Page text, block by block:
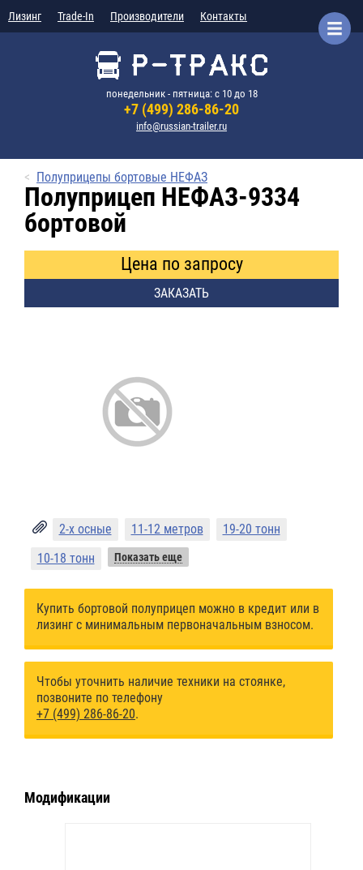
Лизинг Trade-In Производители Контакты
понедельник - пятница: с 10 до 18
+7 (499) 286-86-20
info@russian-trailer.ru
Полуприцепы бортовые НЕФАЗ
Полуприцеп НЕФАЗ-9334
бортовой
Цена по запросу
ЗАКАЗАТЬ
2-х осные 11-12 метров
19-20 тонн
10-18 тонн
Показать еще
Купить бортовой полуприцеп можно в кредит или в
лизинг с минимальным первоначальным взносом.
Чтобы уточнить наличие техники на стоянке,
позвоните по телефону
+7 (499) 286-86-20.
Модификации